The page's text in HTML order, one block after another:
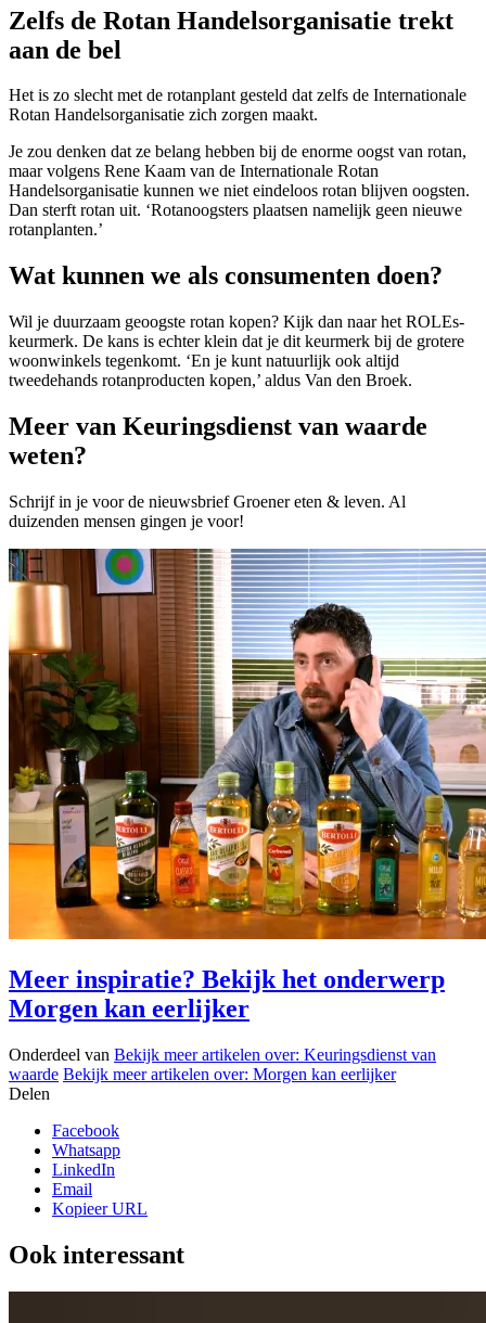
Zelfs de Rotan Handelsorganisatie trekt
aan de bel
Het is zo slecht met de rotanplant gesteld dat zelfs de Internationale
Rotan Handelsorganisatie zich zorgen maakt.
Je zou denken dat ze belang hebben bij de enorme oogst van rotan,
maar volgens Rene Kaam van de Internationale Rotan
Handelsorganisatie kunnen we niet eindeloos rotan blijven oogsten.
Dan sterft rotan uit. ‘Rotanoogsters plaatsen namelijk geen nieuwe
rotanplanten.’
Wat kunnen we als consumenten doen?
Wil je duurzaam geoogste rotan kopen? Kijk dan naar het ROLEs-
keurmerk. De kans is echter klein dat je dit keurmerk bij de grotere
woonwinkels tegenkomt. ‘En je kunt natuurlijk ook altijd
tweedehands rotanproducten kopen,’ aldus Van den Broek.
Meer van Keuringsdienst van waarde
weten?
Schrijf in je voor de nieuwsbrief Groener eten & leven. Al
duizenden mensen gingen je voor!
Meer inspiratie? Bekijk het onderwerp
Morgen kan eerlijker
Onderdeel van Bekijk meer artikelen over: Keuringsdienst van
waarde Bekijk meer artikelen over: Morgen kan eerlijker
Delen
Facebook
Whatsapp
LinkedIn
Email
Kopieer URL
Ook interessant